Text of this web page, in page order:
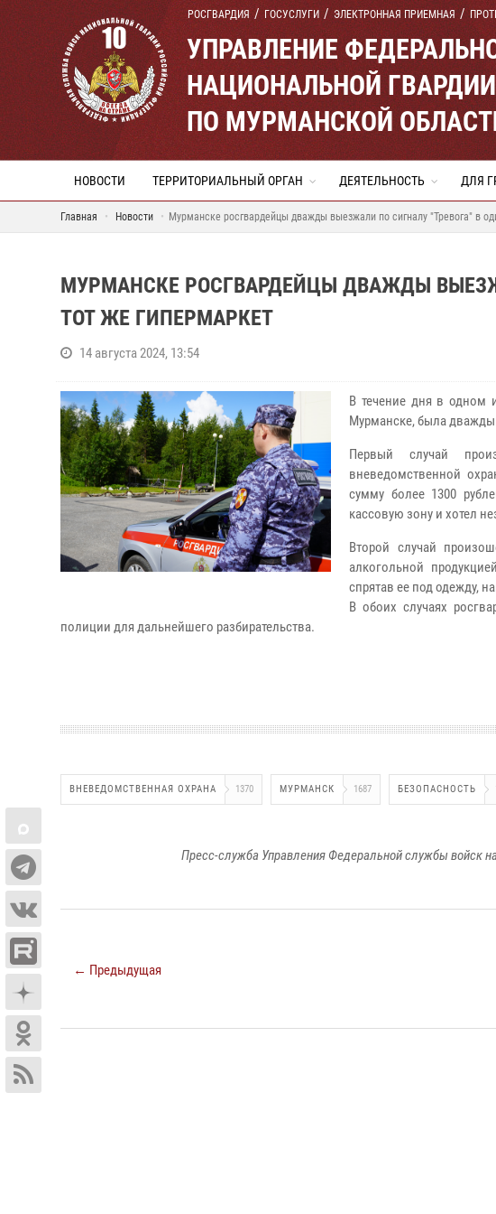
РОСГВАРДИЯ ГОСУСЛУГИ ЭЛЕКТРОННАЯ ПРИЕМНАЯ
УПРАВЛЕНИЕ
НАЦИОНАЛЬНОЙ
ПО МУРМАНСКОЙ
НОВОСТИ ТЕРРИТОРИАЛЬНЫЙ ОРГАН ДЕЯТЕЛЬНОСТЬ ДЛЯ
Главная Новости Мурманске росгвардейцы дважды выезжали по сигналу "Тревога" в
МУРМАНСКЕ РОСГВАРДЕЙЦЫ ДВАЖДЫ
ТОТ ЖЕ ГИПЕРМАРКЕТ
14 августа 2024, 13:54
В течение дня в одном
Мурманске, была
Первый случай
вневедомственной
сумму более 1300
кассовую зону и хотел
Второй случай
алкогольной
спрятав ее под одежду,
В обоих случаях
полиции для дальнейшего разбирательства.
ВНЕВЕДОМСТВЕННАЯ ОХРАНА 1370 МУРМАНСК 1687 БЕЗОПАСНОСТЬ
Пресс-служба Управления Федеральной службы войск
← Предыдущая